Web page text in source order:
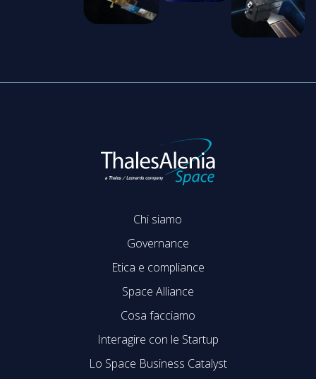
Chi siamo
Governance
Etica e compliance
Space Alliance
Cosa facciamo
Interagire con le Startup
Lo Space Business Catalyst